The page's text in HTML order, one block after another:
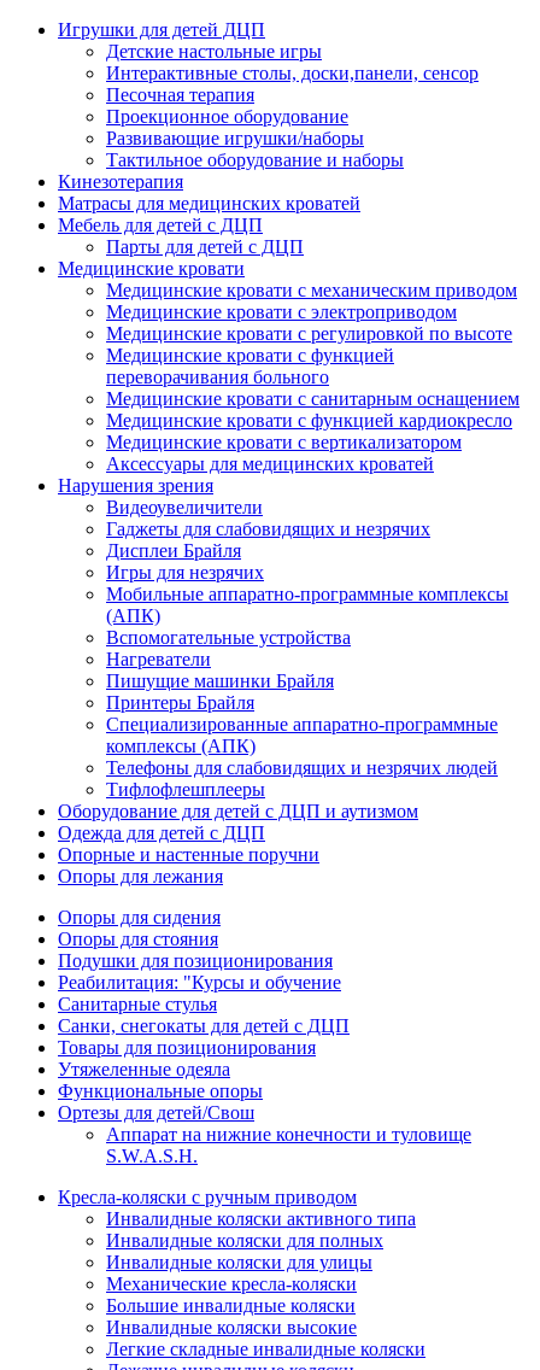
Игрушки для детей ДЦП
Детские настольные игры
Интерактивные столы, доски,панели, сенсор
Песочная терапия
Проекционное оборудование
Развивающие игрушки/наборы
Тактильное оборудование и наборы
Кинезотерапия
Матрасы для медицинских кроватей
Мебель для детей с ДЦП
Парты для детей с ДЦП
Медицинские кровати
Медицинские кровати с механическим приводом
Медицинские кровати с электроприводом
Медицинские кровати с регулировкой по высоте
Медицинские кровати с функцией
переворачивания больного
Медицинские кровати с санитарным оснащением
Медицинские кровати с функцией кардиокресло
Медицинские кровати с вертикализатором
Аксессуары для медицинских кроватей
Нарушения зрения
Видеоувеличители
Гаджеты для слабовидящих и незрячих
Дисплеи Брайля
Игры для незрячих
Мобильные аппаратно-программные комплексы
(АПК)
Вспомогательные устройства
Нагреватели
Пишущие машинки Брайля
Принтеры Брайля
Специализированные аппаратно-программные
комплексы (АПК)
Телефоны для слабовидящих и незрячих людей
Тифлофлешплееры
Оборудование для детей с ДЦП и аутизмом
Одежда для детей с ДЦП
Опорные и настенные поручни
Опоры для лежания
Опоры для сидения
Опоры для стояния
Подушки для позиционирования
Реабилитация: "Курсы и обучение
Санитарные стулья
Санки, снегокаты для детей с ДЦП
Товары для позиционирования
Утяжеленные одеяла
Функциональные опоры
Ортезы для детей/Свош
Аппарат на нижние конечности и туловище
S.W.A.S.H.
Кресла-коляски с ручным приводом
Инвалидные коляски активного типа
Инвалидные коляски для полных
Инвалидные коляски для улицы
Механические кресла-коляски
Большие инвалидные коляски
Инвалидные коляски высокие
Легкие складные инвалидные коляски